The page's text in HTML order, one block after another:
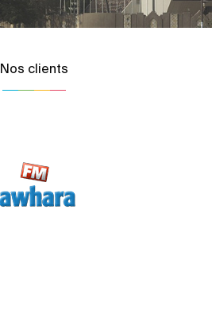
Nos clients